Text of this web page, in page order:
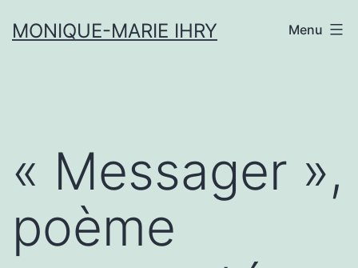
auMONIQUE-MARIE IHRY Menu
« Messager »,
poème